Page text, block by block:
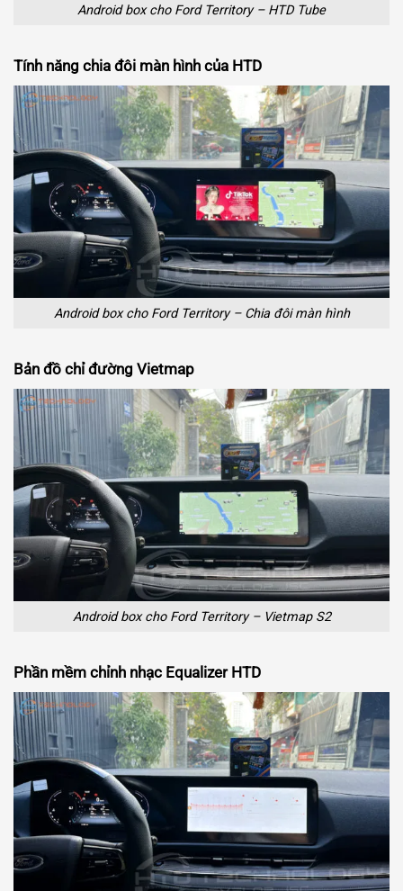
Android box cho Ford Territory – HTD Tube
Tính năng chia đôi màn hình của HTD
Android box cho Ford Territory – Chia đôi màn hình
Bản đồ chỉ đường Vietmap
Android box cho Ford Territory – Vietmap S2
Phần mềm chỉnh nhạc Equalizer HTD